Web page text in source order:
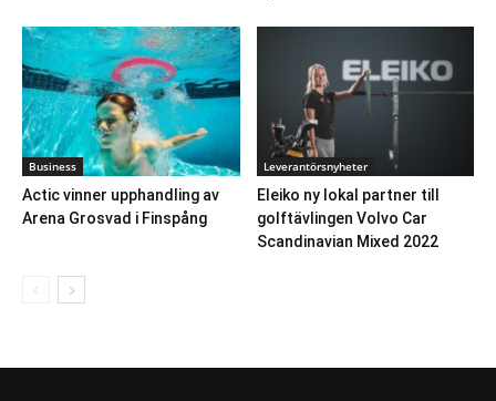
Business
Actic vinner upphandling av
Arena Grosvad i Finspång
Leverantörsnyheter
Eleiko ny lokal partner till
golftävlingen Volvo Car
Scandinavian Mixed 2022